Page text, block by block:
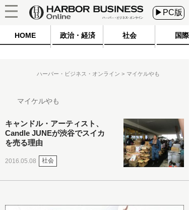
▶PC版
HOME 政治・経済 社会 国際
ハーバー・ビジネス・オンライン マイケルやも
マイケルやも
キャンドル・アーティスト、
Candle JUNEが渋谷でスイカ
を売る理由
2016.05.08 社会